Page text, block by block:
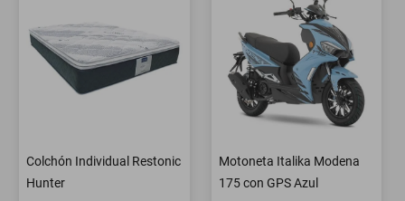
Colchón Individual Restonic
Hunter
Motoneta Italika Modena
175 con GPS Azul